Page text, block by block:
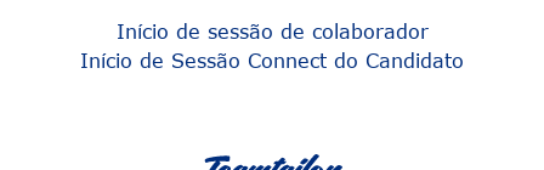
Início de sessão de colaborador
Início de Sessão Connect do Candidato